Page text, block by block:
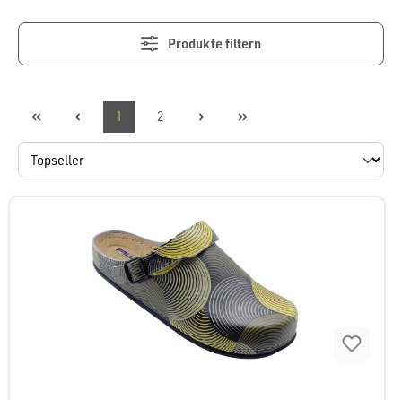
Produkte filtern
1 2